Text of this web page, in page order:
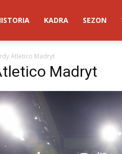
KADRA SEZON
Atletico Madryt
Madryt